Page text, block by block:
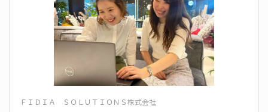
ＦＩＤＩＡ ＳＯＬＵＴＩＯＮＳ株式会社